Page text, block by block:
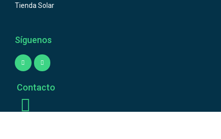
Tienda Solar
Síguenos
Contacto